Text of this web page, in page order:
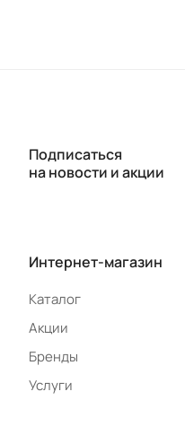
Подписаться
на новости и акции
Интернет-магазин
Каталог
Акции
Бренды
Услуги